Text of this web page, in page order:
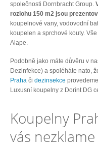
společnosti Dornbracht Group.
rozlohu 150 m2 jsou
koupelnové vany, vodovodní
koupelen a sprchové kouty.
Alape.
Podobně jako máte důvěru v
Dezinfekce) a spoléháte nato,
Praha či dezinsekce
Luxusní koupelny z Dorint DG
Koupelny
vás nezklame